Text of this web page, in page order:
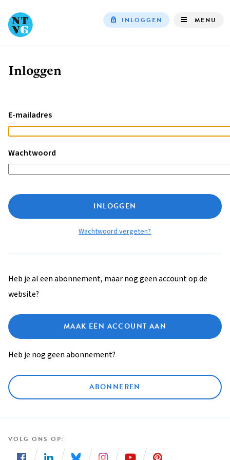
INLOGGEN MENU
Kruimelpad
Inloggen
E-mailadres
Wachtwoord
INLOGGEN
Wachtwoord vergeten?
Heb je al een abonnement, maar nog geen account op de
website?
MAAK EEN ACCOUNT AAN
Heb je nog geen abonnement?
ABONNEREN
VOLG ONS OP